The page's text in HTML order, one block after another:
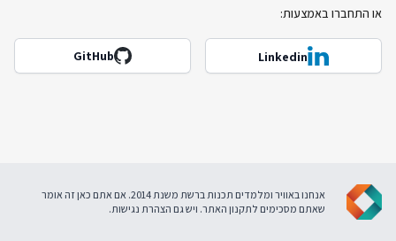
או התחברו באמצעות:
Linkedin
GitHub
אנחנו באוויר ומלמדים תכנות ברשת משנת 2014. אם אתם כאן זה אומר
שאתם מסכימים לתקנון האתר. ויש גם הצהרת נגישות.